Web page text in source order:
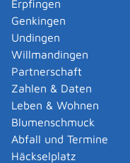
Erpfingen
Genkingen
Undingen
Willmandingen
Partnerschaft
Zahlen & Daten
Leben & Wohnen
Blumenschmuck
Abfall und Termine
Häckselplatz
Informationen zur
Grundverordnung
"Was muss
Infografik der
Kommission
Vorschriften
Organisationen